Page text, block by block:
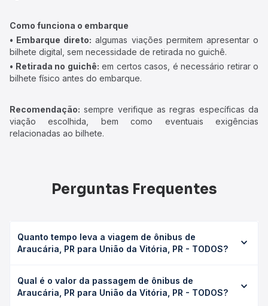
Como funciona o embarque
• Embarque direto: algumas viações permitem apresentar o
bilhete digital, sem necessidade de retirada no guichê.
• Retirada no guichê: em certos casos, é necessário retirar o
bilhete físico antes do embarque.
Recomendação: sempre verifique as regras específicas da
viação escolhida, bem como eventuais exigências
relacionadas ao bilhete.
Perguntas Frequentes
Quanto tempo leva a viagem de ônibus de
Araucária, PR para União da Vitória, PR - TODOS?
Vitória, PR - TODOS leva em média 0 horas, podendo
variar conforme a viação, o tipo de serviço (convencional,
Qual é o valor da passagem de ônibus de
Araucária, PR para União da Vitória, PR - TODOS?